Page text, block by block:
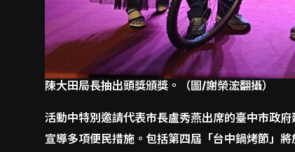
陳大田局長抽出頭獎頒獎。（圖/謝榮浤翻攝）
活動中特別邀請代表市長盧秀燕出席的臺中市政
宣導多項便民措施。包括第四屆「台中鍋烤節」